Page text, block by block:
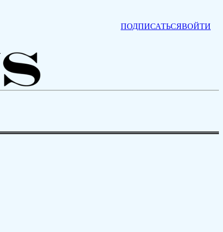
ПОДПИСАТЬСЯВОЙТИ